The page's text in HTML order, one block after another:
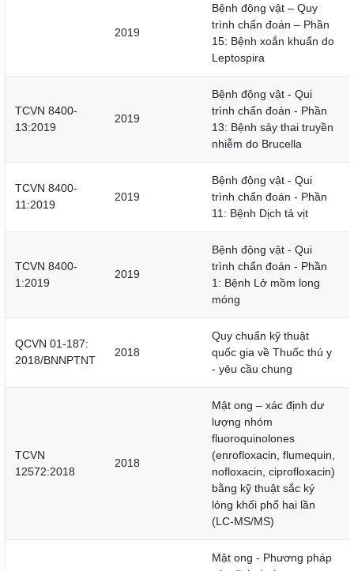
2019
Bệnh động vật – Quy
trình chẩn đoán – Phần
15: Bệnh xoắn khuẩn do
Leptospira
TCVN 8400-
13:2019
2019
Bệnh động vật - Qui
trình chẩn đoán - Phần
13: Bệnh sảy thai truyền
nhiễm do Brucella
TCVN 8400-
11:2019
2019
Bệnh động vật - Qui
trình chẩn đoán - Phần
11: Bệnh Dịch tả vịt
TCVN 8400-
1:2019
2019
Bệnh động vật - Qui
trình chẩn đoán - Phần
1: Bệnh Lở mồm long
móng
QCVN 01-187:
2018/BNNPTNT
2018
Quy chuẩn kỹ thuật
quốc gia về Thuốc thú y
- yêu cầu chung
TCVN
12572:2018
2018
Mật ong – xác định dư
lượng nhóm
fluoroquinolones
(enrofloxacin, flumequin,
nofloxacin, ciprofloxacin)
bằng kỹ thuật sắc ký
lỏng khối phổ hai lần
(LC-MS/MS)
Mật ong - Phương pháp